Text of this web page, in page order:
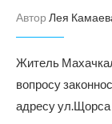
Автор Лея
Житель
вопросу
адресу